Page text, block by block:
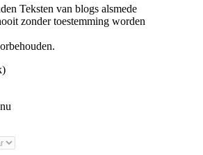
Teksten van blogs alsmede
zonder toestemming worden